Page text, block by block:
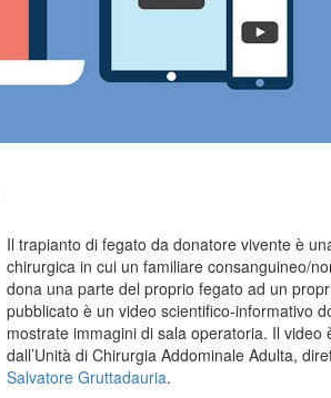
Il trapianto di fegato da donatore vivente è
chirurgica in cui un familiare consanguineo/
dona una parte del proprio fegato ad un
pubblicato è un video scientifico-informativo
mostrate immagini di sala operatoria. Il video
dall’Unità di Chirurgia Addominale Adulta,
Salvatore Gruttadauria.